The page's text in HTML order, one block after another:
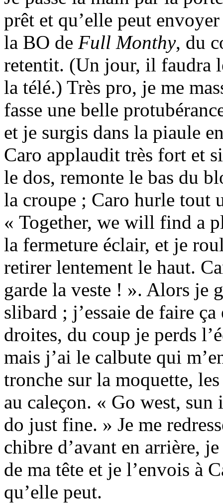
prêt et qu’elle peut
la BO de Full Monthy, du
retentit. (Un jour, il faudra
la télé.) Très pro, je me
fasse une belle
et je surgis dans la piaule
Caro applaudit très fort et
le dos, remonte le bas du
la croupe ; Caro hurle tout
« Together, we will find a
la fermeture éclair, et je
retirer lentement le haut.
garde la veste ! ». Alors je
slibard ; j’essaie de faire
droites, du coup je perds
mais j’ai le calbute qui
tronche sur la moquette,
au caleçon. « Go west,
do just fine. » Je me
chibre d’avant en arrière,
de ma tête et je l’envois à
qu’elle peut.